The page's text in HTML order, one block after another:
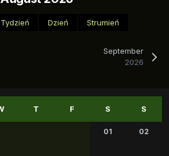
Tydzień Dzień Strumień
September
2026
01 02